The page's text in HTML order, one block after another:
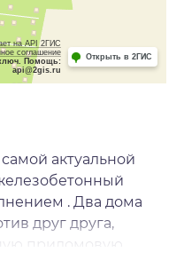
на API 2ГИС
соглашение
ключ. Помощь:
api@2gis.ru
Открыть в 2ГИС
актуальной
. Два дома
друг друга,
придомовую
На первых